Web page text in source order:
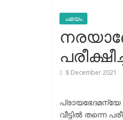
ചമയം
8 December 2021
വീട്ടിൽ തന്നെ